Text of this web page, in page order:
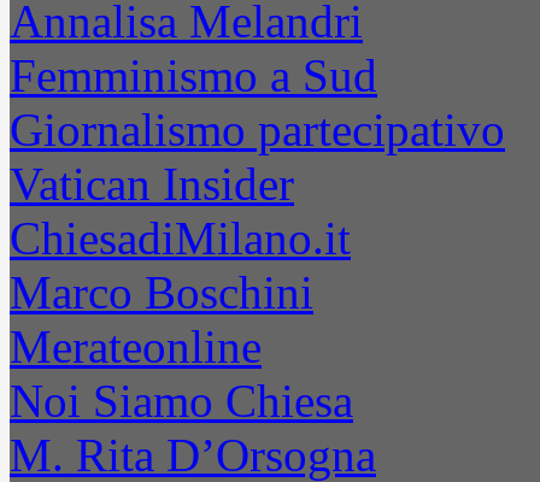
Annalisa Melandri
Femminismo a Sud
Giornalismo partecipativo
Vatican Insider
ChiesadiMilano.it
Marco Boschini
Merateonline
Noi Siamo Chiesa
M. Rita D’Orsogna